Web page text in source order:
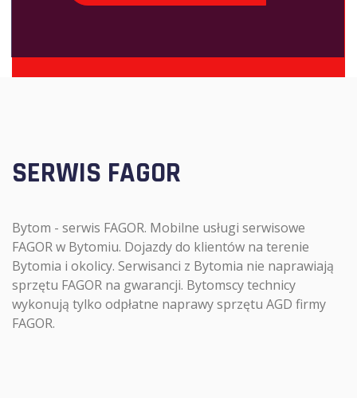
SERWIS FAGOR
Bytom - serwis FAGOR. Mobilne usługi serwisowe
FAGOR w Bytomiu. Dojazdy do klientów na terenie
Bytomia i okolicy. Serwisanci z Bytomia nie naprawiają
sprzętu FAGOR na gwarancji. Bytomscy technicy
wykonują tylko odpłatne naprawy sprzętu AGD firmy
FAGOR.